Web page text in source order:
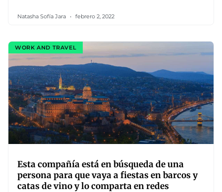
Natasha Sofía Jara febrero 2, 2022
WORK AND TRAVEL
Esta compañía está en búsqueda de una
persona para que vaya a fiestas en barcos y
catas de vino y lo comparta en redes